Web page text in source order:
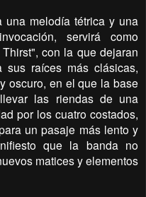
melodía tétrica y una
servirá como
con la que dejaran
sus raíces más clásicas,
oscuro, en el que la base
las riendas de una
por los cuatro costados,
un pasaje más lento y
que la banda no
matices y elementos